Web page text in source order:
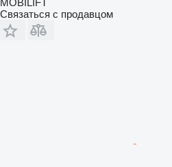
MOBILIFT
Связаться с продавцом